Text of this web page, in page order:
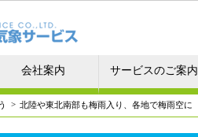
会社案内 サービスのご案内
> 北陸や東北南部も梅雨入り、各地で梅雨空に